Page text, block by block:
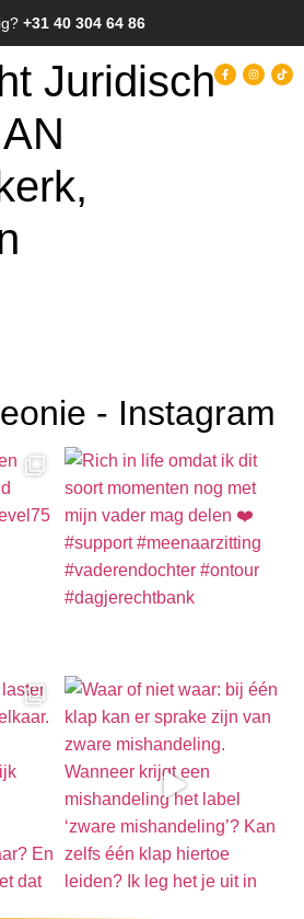
+31 40 304 64 86
Juridisch
- Instagram